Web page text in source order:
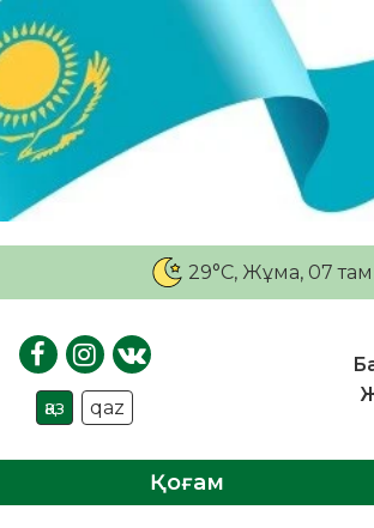
29°C, Жұма, 07
қаз qaz
Қоғам